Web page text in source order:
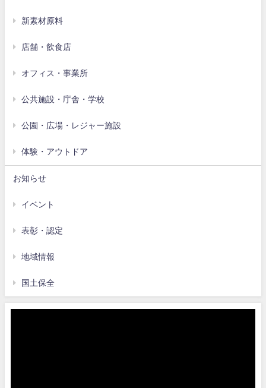
新素材原料
店舗・飲食店
オフィス・事業所
公共施設・庁舎・学校
公園・広場・レジャー施設
体験・アウトドア
お知らせ
イベント
表彰・認定
地域情報
国土保全